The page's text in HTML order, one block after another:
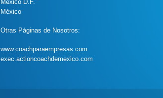
México D.F.
México
Otras Páginas de Nosotros:
www.coachparaempresas.com
exec.actioncoachdemexico.com